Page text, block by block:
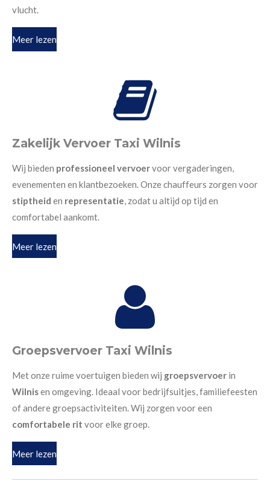
vlucht.
Meer lezen
Zakelijk Vervoer Taxi Wilnis
Wij bieden professioneel vervoervoor vergaderingen,
evenementen en klantbezoeken. Onze chauffeurs zorgen voor
stiptheid en representatie, zodat u altijd op tijd en
comfortabel aankomt.
Meer lezen
Groepsvervoer Taxi Wilnis
Met onze ruime voertuigen bieden wij groepsvervoer in
Wilnisen omgeving. Ideaal voor bedrijfsuitjes, familiefeesten
of andere groepsactiviteiten. Wij zorgen voor een
comfortabele rit voor elke groep.
Meer lezen